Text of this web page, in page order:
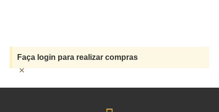
Faça login para realizar compras
×